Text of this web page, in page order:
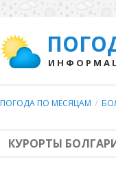
ПОГОДА ПО МЕСЯЦАМ /
КУРОРТЫ